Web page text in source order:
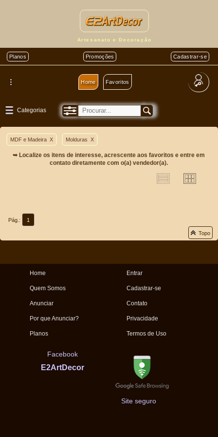
Artesanato e Decoração
Planos Promoções Cadastrar-se
Home Favoritos
Categorias
MDF e Madeira X Molduras X
➥ Localize os itens de interesse, acrescente aos favoritos e entre em
contato diretamente com o(a) vendedor(a).
Pág.: 1
Topo
Home
Quem Somos
Anunciar
Por que Anunciar?
Planos
Facebook
E2ArtDecor
Entrar
Cadastrar-se
Contato
Privacidade
Termos de Uso
Site seguro